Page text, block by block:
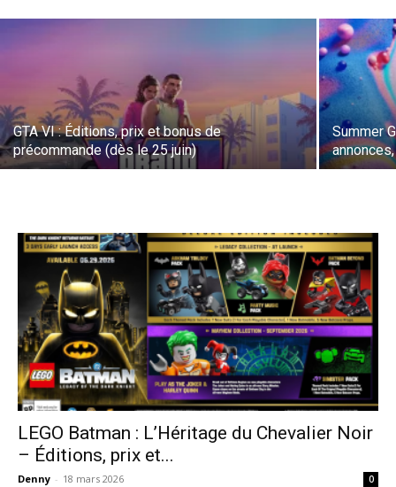
GTA VI : Éditions, prix et bonus de
précommande (dès le 25 juin)
Summer
LEGO Batman : L’Héritage du Chevalier Noir
– Éditions, prix et...
Denny - 18 mars 2026 0